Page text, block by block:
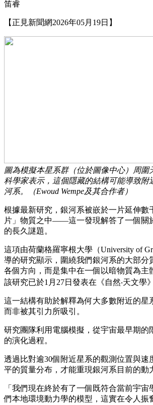
笛睿
【正見新聞網2026年05月19日】
圖為模擬本星系群（位於圖像中心）周圍
科學家表示，這個隱藏的結構可能導致附
河系。（Ewoud Wempe及其合作者）
根據最新研究，銀河系被嵌於一片延伸數
片」物質之中——這一發現解答了一個關
的長久謎題。
這項由荷蘭格羅寧根大學（University of
導的研究顯示，圍繞我們銀河系的大部分
各個方向，而是集中在一個以暗物質為主
該研究已於1月27日發表在《自然‧天文學
這一結構有助於解釋為何大多數附近的星
而非被其引力所吸引。
研究團隊利用電腦模擬，從宇宙最早期的
的演化過程。
透過比對逾30個附近星系的觀測位置與速
平的質量分布，才能重現銀河系目前的動
「我們現在終於有了一個既符合當前宇
們本地環境動力學的模型，這實在令人振